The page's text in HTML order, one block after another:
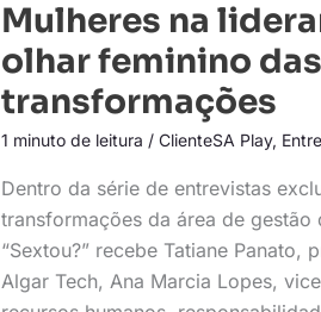
Mulheres na
olhar feminino das
transformações
1 minuto de leitura / ClienteSA Play,
Dentro da série de entrevistas
transformações da área de gestão
“Sextou?” recebe Tatiane Panato,
Algar Tech, Ana Marcia Lopes,
Mulheres
na
liderança:
feminino
transformações